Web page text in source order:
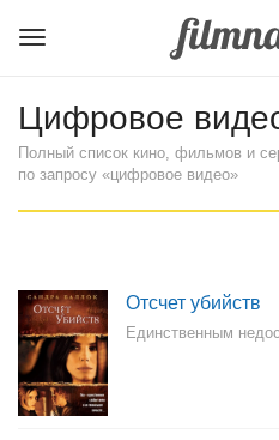
Цифровое
Полный список кино, фильмов и
по запросу «цифровое видео»
Отсчет убийств
Единственным